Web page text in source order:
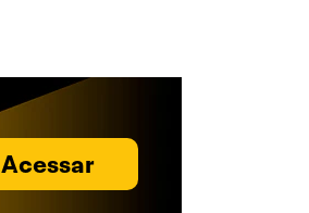
Acessar